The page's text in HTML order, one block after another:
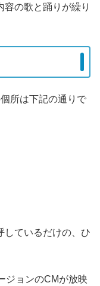
容の歌と踊りが繰り
所は下記の通りで
しているだけの、ひ
ジョンのCMが放映